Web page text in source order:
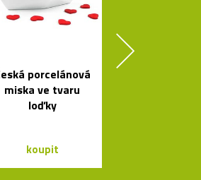
porcelánová
miska ve tvaru
loďky
koupit